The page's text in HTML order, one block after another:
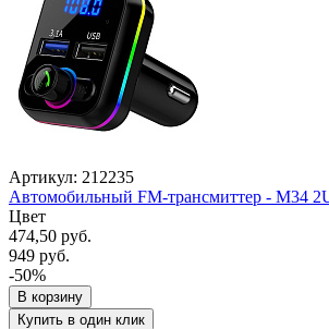
Артикул: 212235
Автомобильный FM-трансмиттер - M34
Цвет
474,50 руб.
949 руб.
-50%
В корзину
Купить в один клик